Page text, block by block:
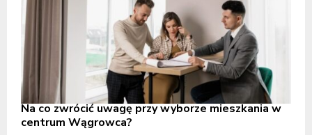
Na co zwrócić uwagę przy wyborze mieszkania w
centrum Wągrowca?